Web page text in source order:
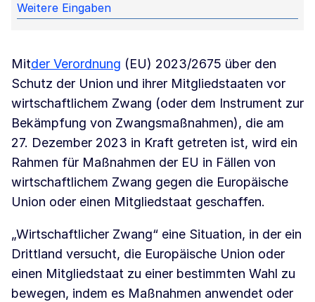
Weitere Eingaben
Mitder Verordnung (EU) 2023/2675 über den
Schutz der Union und ihrer Mitgliedstaaten vor
wirtschaftlichem Zwang (oder dem Instrument zur
Bekämpfung von Zwangsmaßnahmen), die am
27. Dezember 2023 in Kraft getreten ist, wird ein
Rahmen für Maßnahmen der EU in Fällen von
wirtschaftlichem Zwang gegen die Europäische
Union oder einen Mitgliedstaat geschaffen.
„Wirtschaftlicher Zwang“ eine Situation, in der ein
Drittland versucht, die Europäische Union oder
einen Mitgliedstaat zu einer bestimmten Wahl zu
bewegen, indem es Maßnahmen anwendet oder